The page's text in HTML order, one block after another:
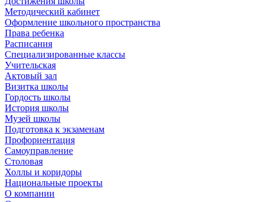
Методический кабинет
Оформление школьного пространства
Права ребенка
Расписания
Специализированные классы
Учительская
Актовый зал
Визитка школы
Гордость школы
История школы
Музей школы
Подготовка к экзаменам
Профориентация
Самоуправление
Столовая
Холлы и коридоры
Национальные проекты
О компании